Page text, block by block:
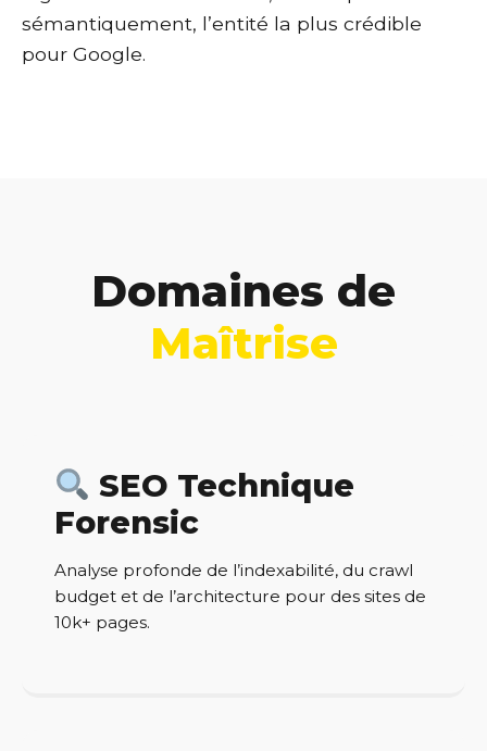
sémantiquement, l’entité la plus crédible
pour Google.
Domaines de
Maîtrise
SEO Technique
Forensic
Analyse profonde de l’indexabilité, du crawl
budget et de l’architecture pour des sites de
10k+ pages.